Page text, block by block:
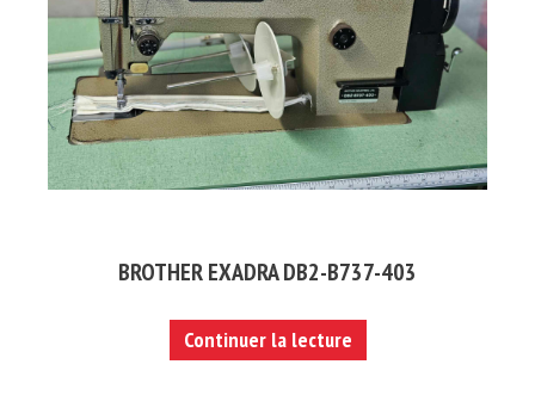
BROTHER EXADRA DB2-B737-403
Continuer la lecture